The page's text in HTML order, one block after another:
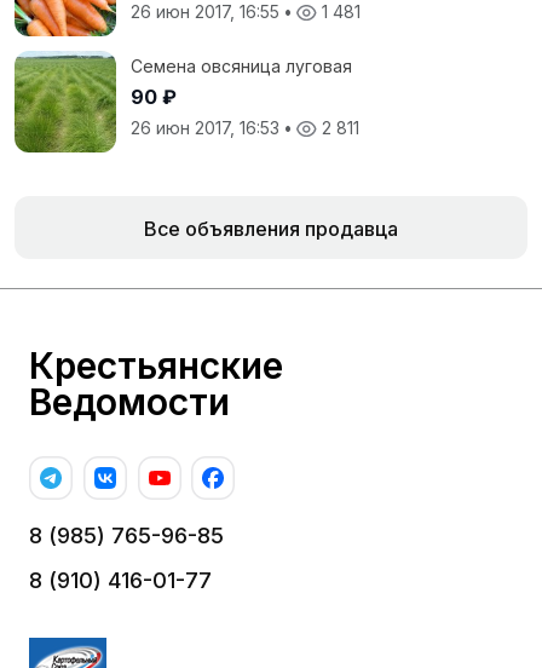
26 июн 2017, 16:55 • 1 481
Семена овсяница луговая
90 ₽
26 июн 2017, 16:53 • 2 811
Все объявления продавца
Крестьянские
Ведомости
8 (985) 765-96-85
8 (910) 416-01-77